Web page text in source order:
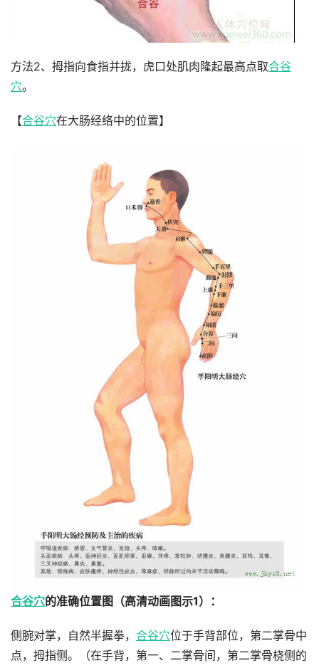
方法2、拇指向食指并拢，虎口处肌肉隆起最高点取合谷
穴。
【合谷穴在大肠经络中的位置】
合谷穴的准确位置图（高清动画图示1）：
侧腕对掌，自然半握拳， 合谷穴位于手背部位，第二掌骨中
点，拇指侧。（在手背，第一、二掌骨间，第二掌骨桡侧的